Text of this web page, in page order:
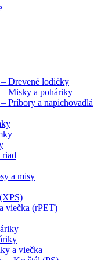
Drevené lodičky
Misky a poháriky
Príbory a napichovadlá
a misy
viečka (rPET)
a viečka